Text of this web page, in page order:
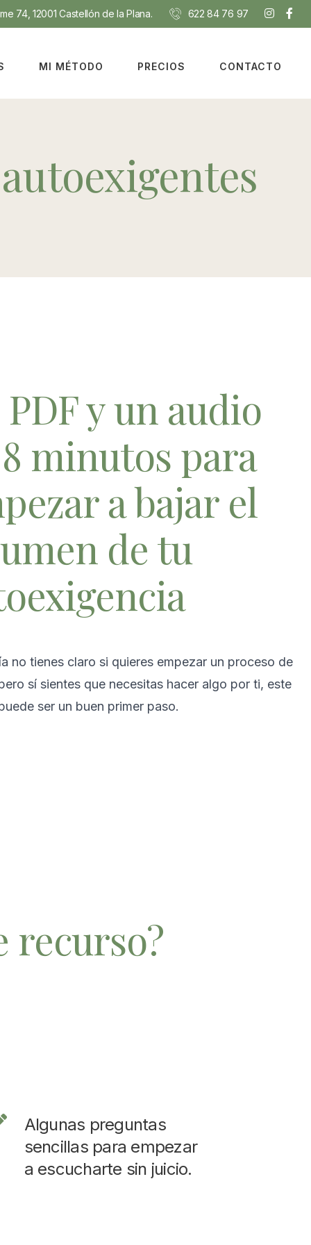
74, 12001 Castellón de la Plana. 622 84 76 97
MI MÉTODO PRECIOS CONTACTO
y un audio
minutos para
a bajar el
de tu
no tienes claro si quieres empezar un proceso de
sí sientes que necesitas hacer algo por ti, este
ser un buen primer paso.
recurso?
Algunas preguntas
sencillas para empezar
a escucharte sin juicio.